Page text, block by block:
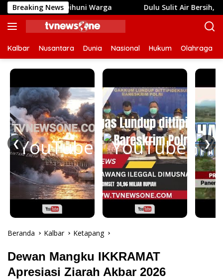
Langsung
ke
konten
Breaking News
Siap Dihuni Warga Dulu Sulit Air Bersih, Kini Anak-
Kalbar Nusantara Dunia Nasional Hukum Olahraga
❮ ❯
Beranda Kalbar Ketapang
Dewan Mangku IKKRAMAT
Apresiasi Ziarah Akbar 2026